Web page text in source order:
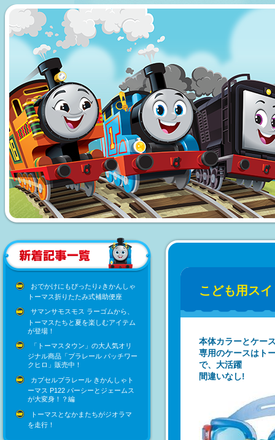
おでかけにもぴったり♪きかんしゃ
トーマス折りたたみ式補助便座
サマンサモスモス ラーゴムから、
トーマスたちと夏を楽しむアイテム
が登場！
「トーマスタウン」の大人気オリ
ジナル商品「プラレール パッチワー
クヒロ」販売中！
カプセルプラレール きかんしゃト
ーマス P122 パーシーとジェームス
が大変身！？編
トーマスとなかまたちがジオラマ
を走行！
こども用ス
本体カラーとケー
専用のケースはト
で、大活躍
間違いなし!